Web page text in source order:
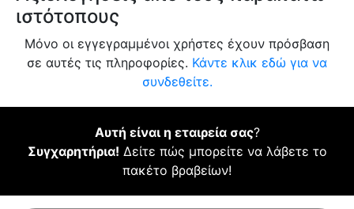
ιστότοπους
Μόνο οι εγγεγραμμένοι χρήστες έχουν πρόσβαση
σε αυτές τις πληροφορίες. Κάντε κλικ εδώ για να
συνδεθείτε.
Αυτή είναι η εταιρεία σας?
Συγχαρητήρια! Δείτε πώς μπορείτε να λάβετε το
πακέτο βραβείων!